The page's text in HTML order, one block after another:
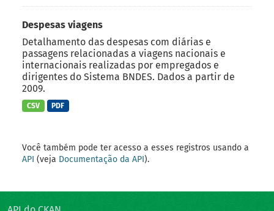
Despesas viagens
Detalhamento das despesas com diárias e
passagens relacionadas a viagens nacionais e
internacionais realizadas por empregados e
dirigentes do Sistema BNDES. Dados a partir de
2009.
CSV PDF
Você também pode ter acesso a esses registros usando a
API (veja Documentação da API).